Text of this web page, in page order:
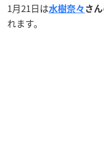
1月21日は水樹奈々 さん
れます。